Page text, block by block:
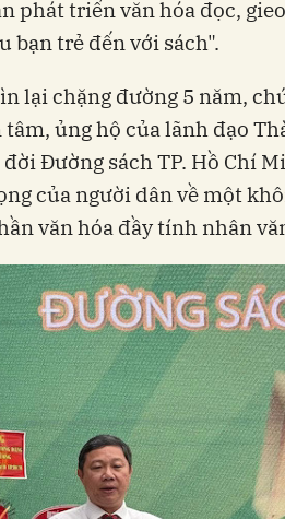
phát triển văn hóa đọc,
bạn trẻ đến với sách".
lại chặng đường 5 năm,
ủng hộ của lãnh đạo
Đường sách TP. Hồ Chí
của người dân về một
văn hóa đầy tính nhân